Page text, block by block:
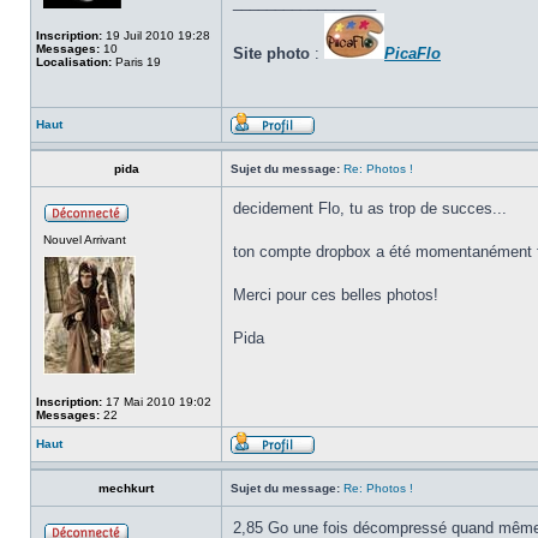
Inscription: 19 Juil 2010 19:28
Messages: 10
Localisation: Paris 19 Site photo : PicaFlo
Haut
pida Sujet du message: Re: Photos !
Nouvel Arrivant
Inscription: 17 Mai 2010 19:02
Messages: 22
decidement Flo, tu as trop de succes...
ton compte dropbox a été
Merci pour ces belles photos!
Pida
Haut
mechkurt Sujet du message: Re: Photos !
2,85 Go une fois décompressé quand